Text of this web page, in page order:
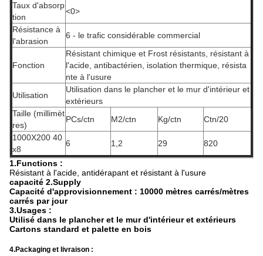
Taux d'absorp
tion
<0>
Résistance à
l'abrasion
6 - le trafic considérable commercial
Fonction
Résistant chimique et Frost résistants, résistant à
l'acide, antibactérien, isolation thermique, résista
nte à l'usure
Utilisation
Utilisation dans le plancher et le mur d'intérieur et
extérieurs
Taille (millimèt
res)
PCs/ctn M2/ctn Kg/ctn
Ctn/20
1000X200 40
x8
6 1,2 29 820
1.Functions :
Résistant à l'acide, antidérapant et résistant à l'usure
capacité 2.Supply
Capacité d'approvisionnement : 10000 mètres carrés/mètres
carrés par jour
3.Usages :
Utilisé dans le plancher et le mur d'intérieur et extérieurs
Cartons standard et palette en bois
4.Packaging et livraison :